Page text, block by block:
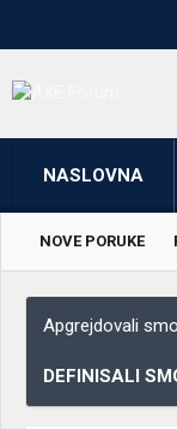
NASLOVNA
NOVE PORUKE
Apgrejdovali
DEFINISALI